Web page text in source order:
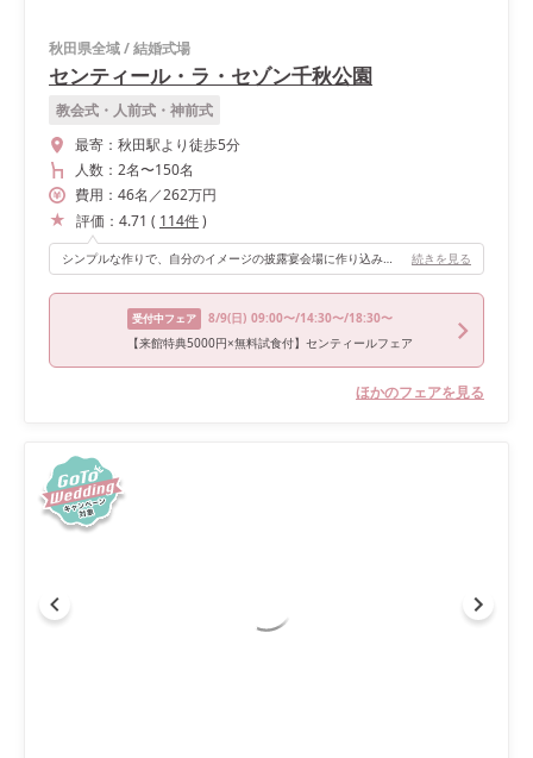
秋田県全域/結婚式場
センティール・ラ・セゾン千秋公園
教会式・人前式・神前式
最寄： 秋田駅より徒歩5分
人数： 2名〜150名
費用： 46名 ／262万円
評価： 4.71 ( 114件)
シンプルな作りで、自分のイメージの披露宴会場に作り込みやすいです。天井が高くシャンデリアもあるので、シンプルながら高級感もあります。 また披露宴会場の一角に、ガラス窓のある小スペースがあるので、お子さん連れのゲストさんも子供がぐずった時に安心です。 続きを見る
受付中フェア 8/9(日) 09:00〜/14:30〜/18:30〜
【来館特典5000円×無料試食付】センティールフェア
ほかのフェアを見る